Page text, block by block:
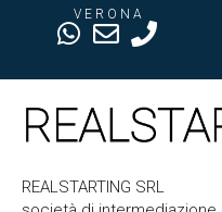
VERONA
REALSTARTING SRL